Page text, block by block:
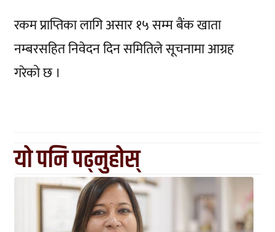
रकम प्राप्तिका लागि असार १५ सम्म बैंक खाता
नम्बरसहित निवेदन दिन समितिले सूचनामा आग्रह
गरेको छ ।
यो पनि पढ्नुहोस्